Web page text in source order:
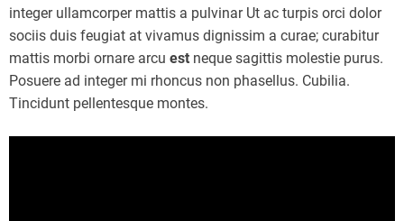
integer ullamcorper mattis a pulvinar Ut ac turpis orci dolor
sociis duis feugiat at vivamus dignissim a curae; curabitur
mattis morbi ornare arcu est neque sagittis molestie purus.
Posuere ad integer mi rhoncus non phasellus. Cubilia.
Tincidunt pellentesque montes.